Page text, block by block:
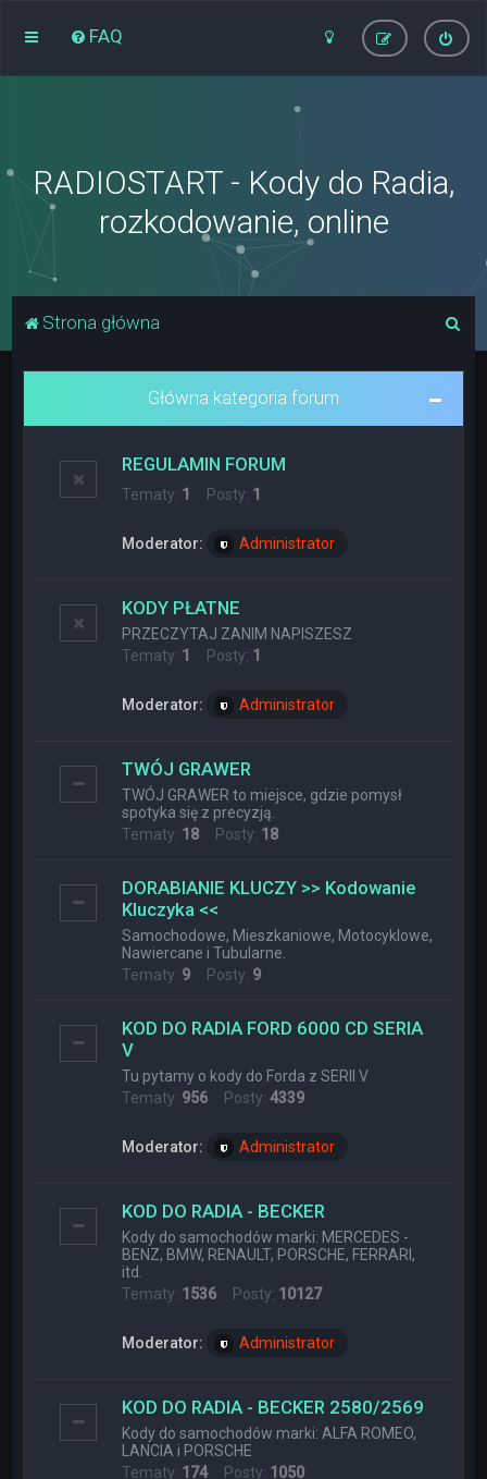
FAQ
RADIOSTART - Kody do Radia,
rozkodowanie, online
Strona główna
Główna kategoria forum
REGULAMIN FORUM
Tematy: 1 Posty: 1
Moderator: Administrator
KODY PŁATNE
PRZECZYTAJ ZANIM NAPISZESZ
Tematy: 1 Posty: 1
Moderator: Administrator
TWÓJ GRAWER
TWÓJ GRAWER to miejsce, gdzie pomysł
spotyka się z precyzją.
Tematy: 18 Posty: 18
DORABIANIE KLUCZY >> Kodowanie
Kluczyka <<
Samochodowe, Mieszkaniowe, Motocyklowe,
Nawiercane i Tubularne.
Tematy: 9 Posty: 9
KOD DO RADIA FORD 6000 CD SERIA
V
Tu pytamy o kody do Forda z SERII V
Tematy: 956 Posty:4339
Moderator: Administrator
KOD DO RADIA - BECKER
Kody do samochodów marki: MERCEDES -
BENZ, BMW, RENAULT, PORSCHE, FERRARI,
itd.
Tematy: 1536 Posty: 10127
Moderator: Administrator
KOD DO RADIA - BECKER 2580/2569
Kody do samochodów marki: ALFA ROMEO,
LANCIA i PORSCHE
Tematy: 174Posty: 1050